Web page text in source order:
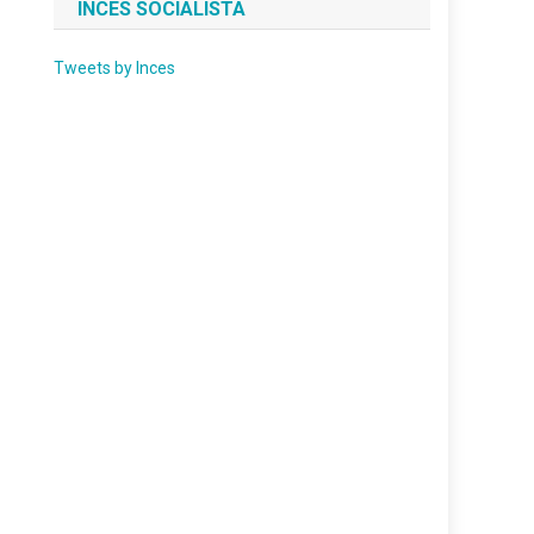
INCES SOCIALISTA
Tweets by Inces